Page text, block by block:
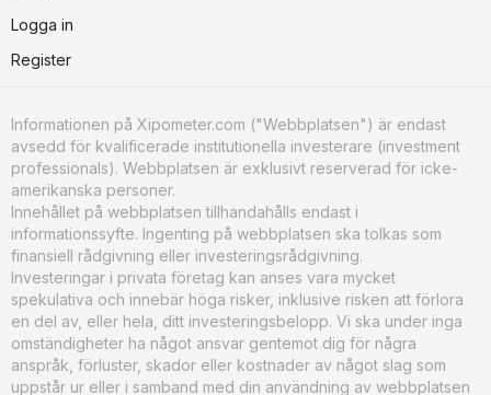
Logga in
Register
Informationen på Xipometer.com ("Webbplatsen") är endast
avsedd för kvalificerade institutionella investerare (investment
professionals). Webbplatsen är exklusivt reserverad för icke-
amerikanska personer.
Innehållet på webbplatsen tillhandahålls endast i
informationssyfte. Ingenting på webbplatsen ska tolkas som
finansiell rådgivning eller investeringsrådgivning.
Investeringar i privata företag kan anses vara mycket
spekulativa och innebär höga risker, inklusive risken att förlora
en del av, eller hela, ditt investeringsbelopp. Vi ska under inga
omständigheter ha något ansvar gentemot dig för några
anspråk, förluster, skador eller kostnader av något slag som
uppstår ur eller i samband med din användning av webbplatsen